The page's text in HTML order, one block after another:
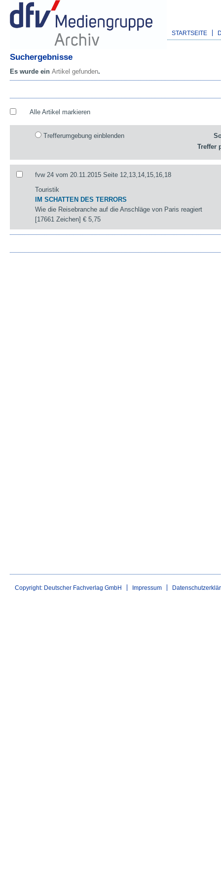
STARTSEITE
Suchergebnisse
Es wurde ein Artikel gefunden.
Alle Artikel markieren
Trefferumgebung einblenden
Treffer
fvw 24 vom 20.11.2015 Seite 12,13,14,15,16,18
Touristik
IM SCHATTEN DES TERRORS
Wie die Reisebranche auf die Anschläge von Paris reagiert
[17661 Zeichen]€ 5,75
Copyright: Deutscher Fachverlag GmbH Impressum